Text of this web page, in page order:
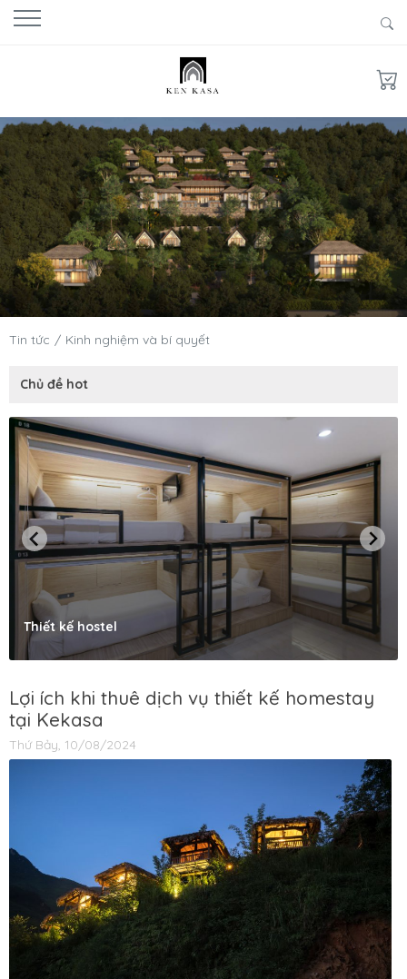
Tin tức Kinh nghiệm và bí quyết
Chủ đề hot
Thiết kế hostel
Lợi ích khi thuê dịch vụ thiết kế homestay
tại Kekasa
Thứ Bảy, 10/08/2024